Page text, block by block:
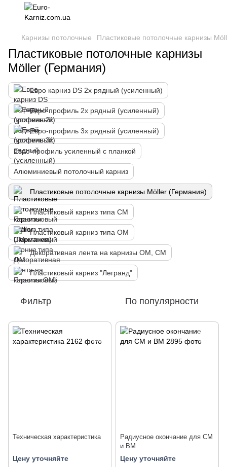
Карнизы потолочные Пластиковые потолочные карнизы
Пластиковые потолочные карнизы
Möller (Германия)
Евро карниз DS 2х рядный (усиленный)
Евро-профиль 2х рядный (усиленный)
Евро-профиль 3х рядный (усиленный)
Евро-профиль усиленный с планкой
Алюминиевый потолочный карниз
Пластиковые потолочные карнизы Möller (Германия)
Пластиковый карниз типа СМ
Пластиковый карниз типа ОМ
Декоративная лента на карнизы ОМ, СМ
Пластиковый карниз "Легранд"
Фильтр По популярности
Техническая характеристика
Цену уточняйте
Радиусное окончание для СМ
и BМ
Цену уточняйте